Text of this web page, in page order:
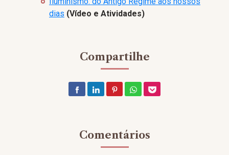
dias (Vídeo e Atividades)
Compartilhe
Comentários